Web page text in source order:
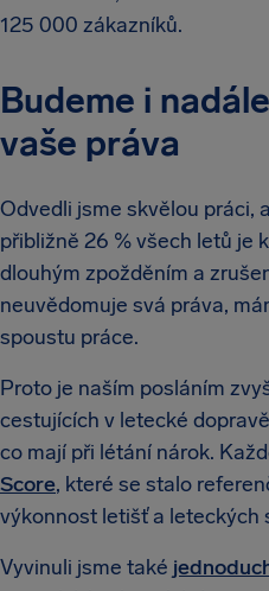
125 000 zákazníků.
Budeme i
vaše práva
Odvedli jsme skvělou práci,
přibližně 26 % všech letů je
dlouhým zpožděním a
neuvědomuje svá práva,
spoustu práce.
Proto je naším posláním
cestujících v letecké
co mají při létání nárok.
Score, které se stalo
výkonnost letišť a leteckých
Vyvinuli jsme také